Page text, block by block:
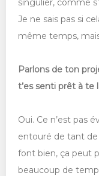
singulier, comme
Je ne sais pas si
même temps,
Parlons de ton
t’es senti prêt à te
Oui. Ce n’est pas
entouré de tant
font bien, ça peut
beaucoup de